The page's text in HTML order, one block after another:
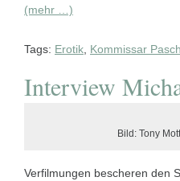
(mehr …)
Tags: Erotik Kommissar
Interview
Bild: Tony Mott
Verfilmungen bescheren den